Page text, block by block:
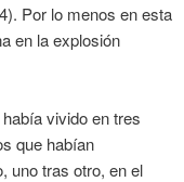
Por lo menos en esta
en la explosión
vivido en tres
que habían
uno tras otro, en el